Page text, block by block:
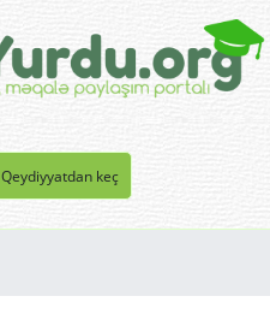
Qeydiyyatdan keç